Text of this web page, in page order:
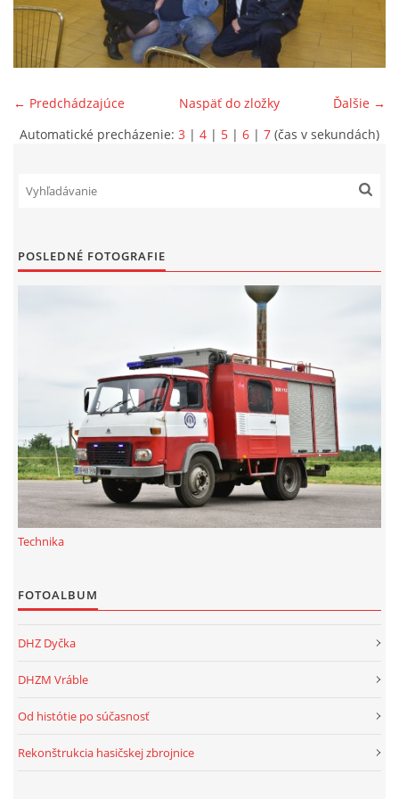
SPONZORI
KONTAKTY
© 2026 eStránky.sk|Aktualizované 22. 7. 2026|Hore ↑
← Predchádzajúce Ďalšie →
Naspäť do zložky
Automatické precházenie: 3 | 4 | 5 | 6 | 7 (čas v sekundách)
POSLEDNÉ FOTOGRAFIE
Technika
FOTOALBUM
DHZ Dyčka
DHZM Vráble
Od histótie po súčasnosť
Rekonštrukcia hasičskej zbrojnice